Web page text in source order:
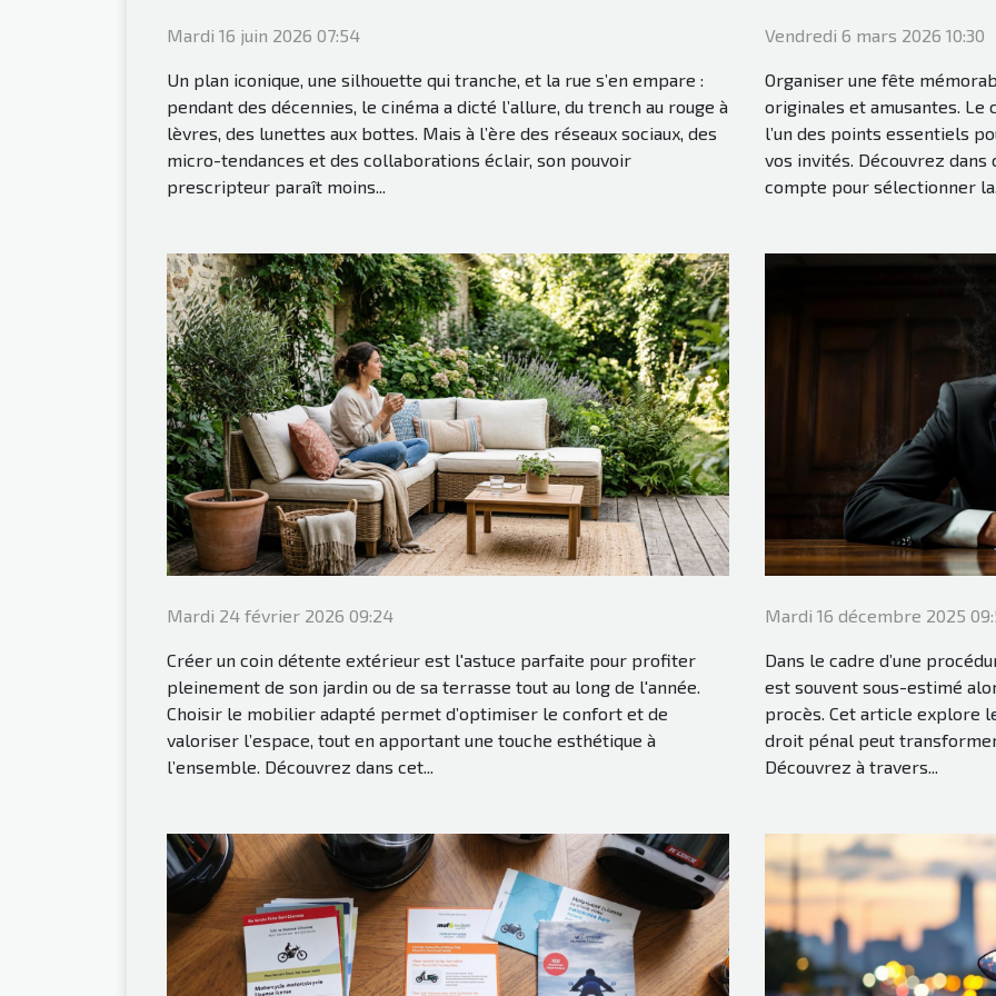
Mardi 16 juin 2026 07:54
Un plan iconique, une silhouette qui tranche, et la rue s’en empare :
pendant des décennies, le cinéma a dicté l’allure, du trench au rouge à
lèvres, des lunettes aux bottes. Mais à l’ère des réseaux sociaux, des
micro-tendances et des collaborations éclair, son pouvoir
prescripteur paraît moins...
Vendredi 6 mars 2026 10:30
Organiser une fête
originales et amusantes. Le
l’un des points essentiels
vos invités. Découvrez
compte pour sélectionner
Mardi 24 février 2026 09:24
Créer un coin détente extérieur est l'astuce parfaite pour profiter
pleinement de son jardin ou de sa terrasse tout au long de l'année.
Choisir le mobilier adapté permet d’optimiser le confort et de
valoriser l’espace, tout en apportant une touche esthétique à
l’ensemble. Découvrez dans cet...
Mardi 16 décembre 2025
Dans le cadre d’une
est souvent sous-estimé
procès. Cet article explore
droit pénal peut
Découvrez à travers...